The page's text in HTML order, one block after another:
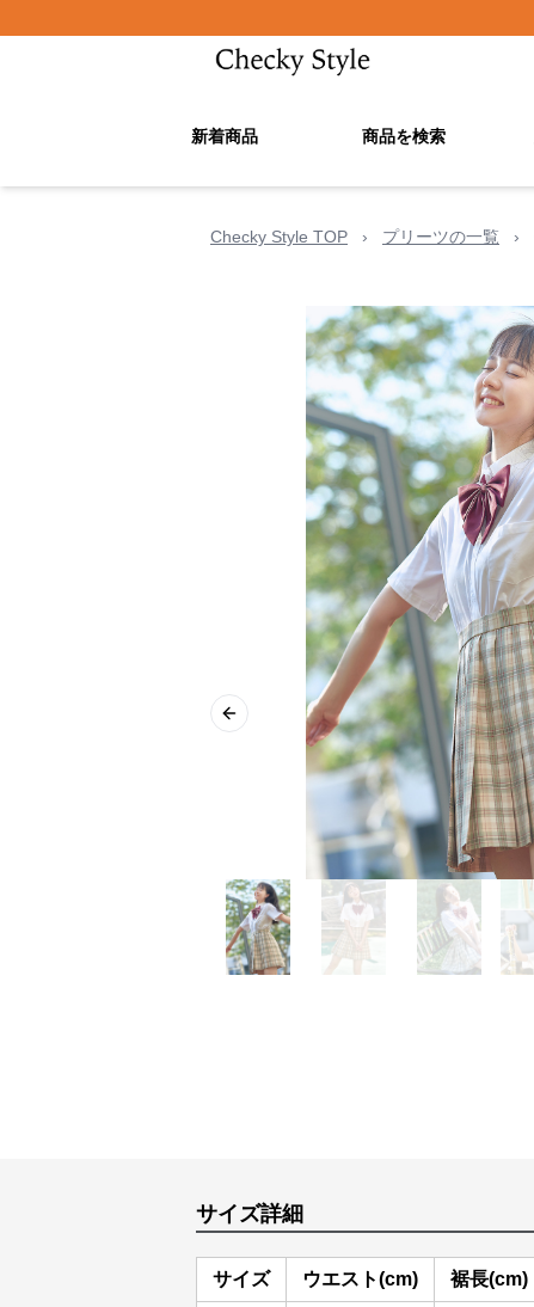
新着商品 商品を検索
Checky Style TOP › プリーツの一覧 ›
Previous slide
サイズ詳細
サイズ ウエスト(cm) 裾長(cm)